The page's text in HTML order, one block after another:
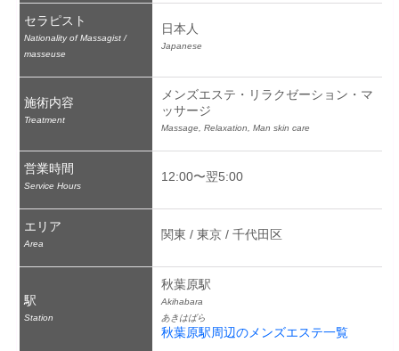
セラピスト
Nationality of Massagist /
masseuse
日本人
Japanese
施術内容
Treatment
メンズエステ・リラクゼーション・マ
ッサージ
Massage, Relaxation, Man skin care
営業時間
Service Hours
12:00〜翌5:00
エリア
Area
関東 / 東京 / 千代田区
駅
Station
秋葉原駅
Akihabara
あきはばら
秋葉原駅周辺のメンズエステ一覧